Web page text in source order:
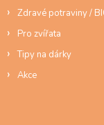
Zdravé potraviny /
Pro zvířata
Tipy na dárky
Akce